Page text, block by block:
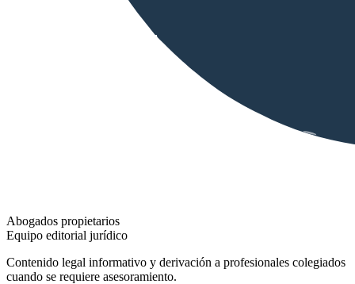
Abogados propietarios
Equipo editorial jurídico
Contenido legal informativo y derivación a profesionales colegiados
cuando se requiere asesoramiento.